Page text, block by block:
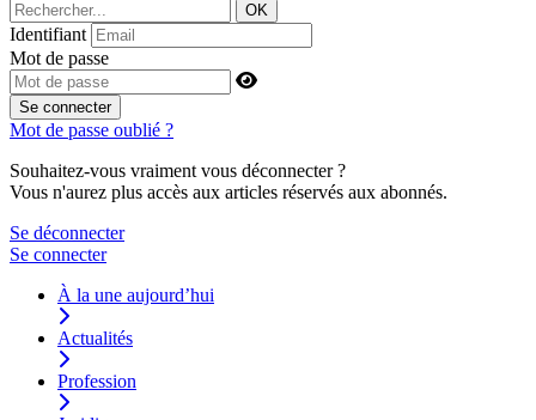
OK
Identifiant
Mot de passe
Se connecter
Mot de passe oublié ?
Souhaitez-vous vraiment vous déconnecter ?
Vous n'aurez plus accès aux articles réservés aux abonnés.
Se déconnecter
Se connecter
À la une aujourd’hui
Actualités
Profession